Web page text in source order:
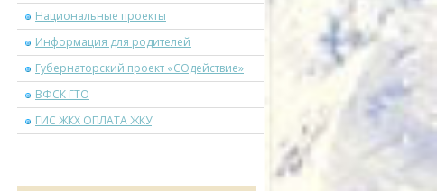
Национальные проекты
Информация для родителей
Губернаторский проект «СОдействие»
ВФСК ГТО
ГИС ЖКХ ОПЛАТА ЖКУ